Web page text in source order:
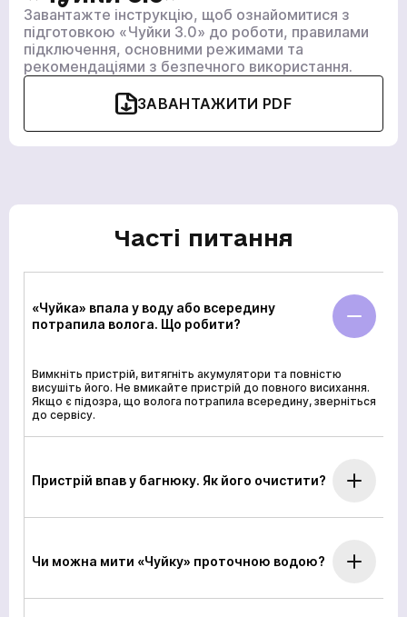
НОВИНИ
КОМПАНІЇ
МЕДІАЦЕНТР
ПРО НАС
МЕРЧ КОМПАНІЇ
КОНТАКТИ
Академія
Завантажте інструкцію, щоб ознайомитися з
підготовкою «Чуйки 3.0» до роботи, правилами
підключення, основними режимами та
рекомендаціями з безпечного використання.
ЗАВАНТАЖИТИ PDF
Часті питання
«Чуйка» впала у воду або всередину
потрапила волога. Що робити?
Вимкніть пристрій, витягніть акумулятори та повністю
висушіть його. Не вмикайте пристрій до повного висихання.
Якщо є підозра, що волога потрапила всередину, зверніться
до сервісу.
Пристрій впав у багнюку. Як його очистити?
Чи можна мити «Чуйку» проточною водою?